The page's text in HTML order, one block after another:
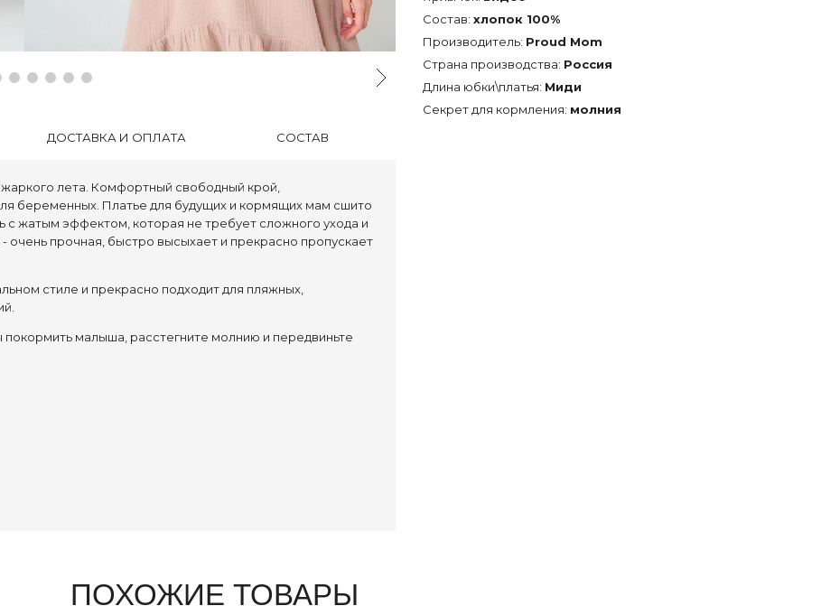
ДОСТАВКА И ОПЛАТА СОСТАВ
лета. Комфортный свободный крой,
беременных. Платье для будущих и кормящих мам сшито
с жатым эффектом, которая не требует сложного ухода и
- очень прочная, быстро высыхает и прекрасно пропускает
стиле и прекрасно подходит для пляжных,
малыша, расстегните молнию и передвиньте
Состав: хлопок 100%
Производитель: Proud Mom
Страна производства: Россия
Длина юбки\платья: Миди
Секрет для кормления: молния
ПОХОЖИЕ ТОВАРЫ